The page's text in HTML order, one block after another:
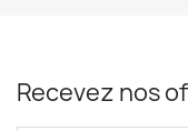
Recevez nos